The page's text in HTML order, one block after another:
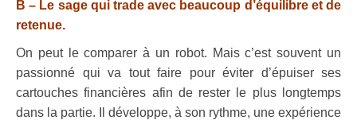
B – Le sage qui trade avec beaucoup d’équilibre et de
retenue.
On peut le comparer à un robot. Mais c’est souvent un
passionné qui va tout faire pour éviter d’épuiser ses
cartouches financières afin de rester le plus longtemps
dans la partie. Il développe, à son rythme, une expérience